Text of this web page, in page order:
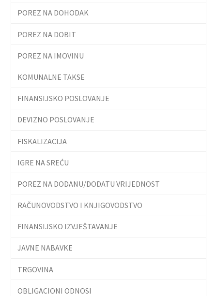
POREZ NA DOHODAK
POREZ NA DOBIT
POREZ NA IMOVINU
KOMUNALNE TAKSE
FINANSIJSKO POSLOVANJE
DEVIZNO POSLOVANJE
FISKALIZACIJA
IGRE NA SREĆU
POREZ NA DODANU/DODATU VRIJEDNOST
RAČUNOVODSTVO I KNJIGOVODSTVO
FINANSIJSKO IZVJEŠTAVANJE
JAVNE NABAVKE
TRGOVINA
OBLIGACIONI ODNOSI